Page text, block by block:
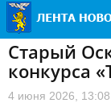
Старый
конкурса
4 июня 2026, 13:08